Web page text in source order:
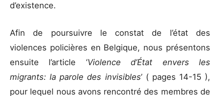
d’existence.
Afin de poursuivre le constat de l’état des
violences policières en Belgique, nous présentons
ensuite l’article ‘Violence d’État envers les
migrants: la parole des invisibles’ ( pages 14-15 ),
pour lequel nous avons rencontré des membres de